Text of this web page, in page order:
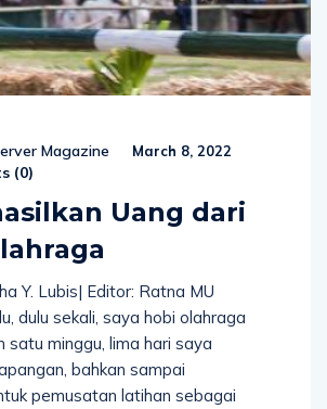
Magazine March 8, 2022
(0)
Uang dari
Y. Lubis| Editor: Ratna MU
dulu sekali, saya hobi olahraga
satu minggu, lima hari saya
bahkan sampai
pemusatan latihan sebagai